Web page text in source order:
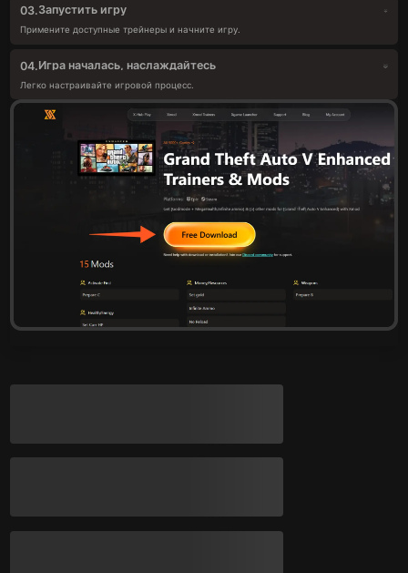
03.Запустить игру
Примените доступные трейнеры и начните игру.
04.Игра началась, наслаждайтесь
Легко настраивайте игровой процесс.